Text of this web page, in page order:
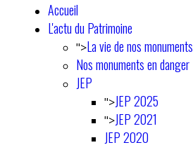
Accueil
L'actu du Patrimoine
">La vie de nos monuments
Nos monuments en danger
JEP
">JEP 2025
">JEP 2021
JEP 2020